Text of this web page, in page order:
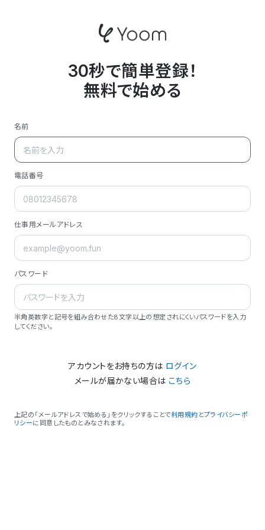
30秒で簡単登録！
無料で始める
名前
電話番号
仕事用メールアドレス
パスワード
半角英数字と記号を組み合わせた8文字以上の想定されにくいパスワードを入力
してください。
アカウントをお持ちの方は ログイン
メールが届かない場合は こちら
上記の「メールアドレスで始める」をクリックすることで利用規約 とプライバシーポ
リシーに同意したものとみなされます。